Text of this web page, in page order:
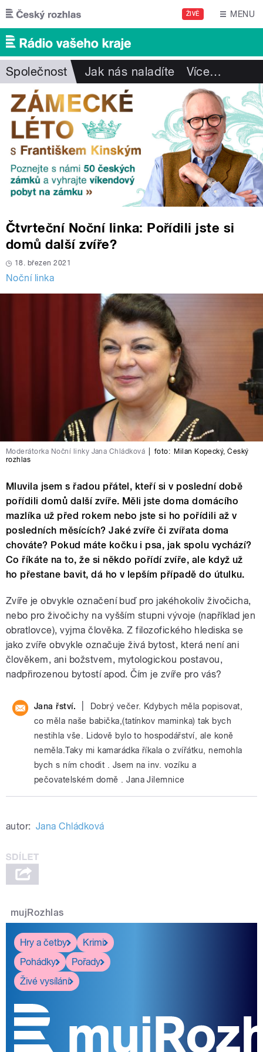
Přejít k hlavnímu obsahu
ŽIVĚ MENU
Společnost Jak nás naladíte Více…
Čtvrteční Noční linka: Pořídili jste si
domů další zvíře?
18. březen 2021
Noční linka
Moderátorka Noční linky Jana Chládková foto: Milan Kopecký,Český
rozhlas
Mluvila jsem s řadou přátel, kteří si v poslední době
pořídili domů další zvíře. Měli jste doma domácího
mazlíka už před rokem nebo jste si ho pořídili až v
posledních měsících? Jaké zvíře či zvířata doma
chováte? Pokud máte kočku i psa, jak spolu vychází?
Co říkáte na to, že si někdo pořídí zvíře, ale když už
ho přestane bavit, dá ho v lepším případě do útulku.
Zvíře je obvykle označení buď pro jakéhokoliv živočicha,
nebo pro živočichy na vyšším stupni vývoje (například jen
obratlovce), vyjma člověka. Z filozofického hlediska se
jako zvíře obvykle označuje živá bytost, která není ani
člověkem, ani božstvem, mytologickou postavou,
nadpřirozenou bytostí apod. Čím je zvíře pro vás?
Jana řství.
Dobrý večer. Kdybych měla popisovat,
co měla naše babička,(tatínkov maminka) tak bych
nestihla vše. Lidově bylo to hospodářství, ale koně
neměla.Taky mi kamarádka říkala o zvířátku, nemohla
bych s ním chodit . Jsem na inv. vozíku a
pečovatelském domě . Jana Jilemnice
autor: Jana Chládková
mujRozhlas
Hry a četby
Krimi
Pohádky
Pořady
Živé vysílání